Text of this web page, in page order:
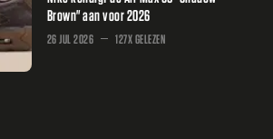
Brown" aan voor 2026
26 JUL 2026 127X GELEZEN